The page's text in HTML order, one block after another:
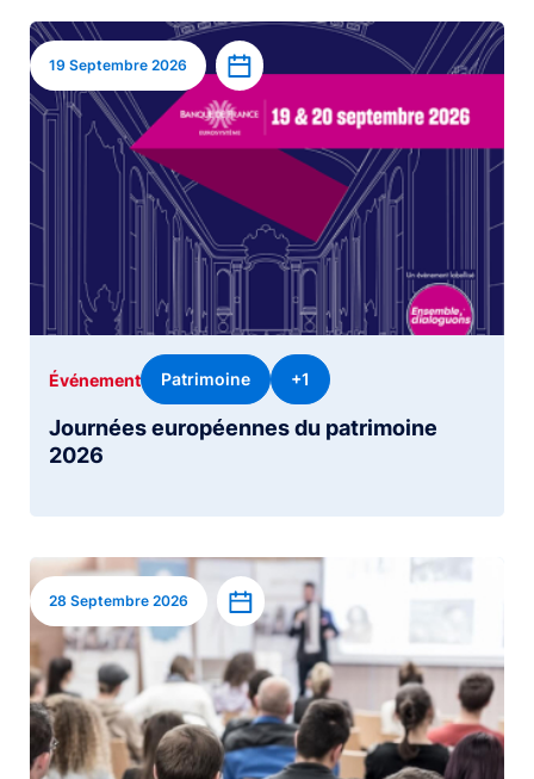
Image
19 Septembre 2026 Ajouter à l’agenda
Journées européennes du patrimoine
2026
Événement Patrimoine +1
Image
28 Septembre 2026 Ajouter à l’agenda